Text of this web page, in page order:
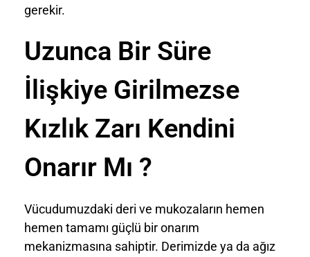
gerekir.
Uzunca Bir Süre
İlişkiye Girilmezse
Kızlık Zarı Kendini
Onarır Mı ?
Vücudumuzdaki deri ve mukozaların hemen
hemen tamamı güçlü bir onarım
mekanizmasına sahiptir. Derimizde ya da ağız